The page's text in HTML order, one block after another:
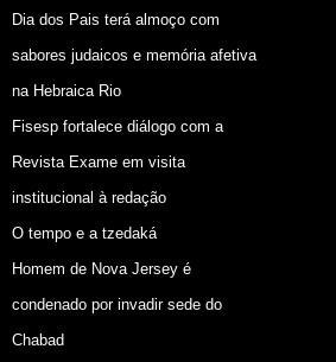
Dia dos Pais terá almoço com
sabores judaicos e memória afetiva
na Hebraica Rio
Fisesp fortalece diálogo com a
Revista Exame em visita
institucional à redação
O tempo e a tzedaká
Homem de Nova Jersey é
condenado por invadir sede do
Chabad